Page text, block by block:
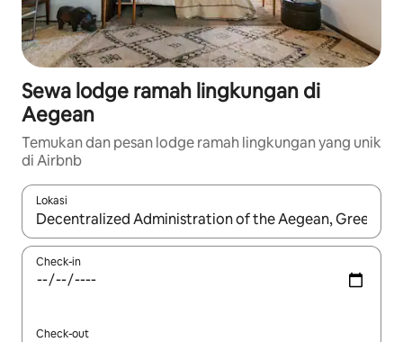
Sewa lodge ramah lingkungan di
Aegean
Temukan dan pesan lodge ramah lingkungan yang unik
di Airbnb
Lokasi
Jika hasil yang dicari tersedia, telusuri dengan tombol panah
Check-in
Check-out